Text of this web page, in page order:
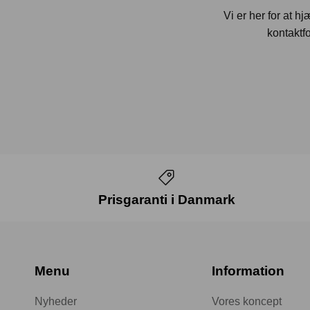
Vi er her for at
Prisgaranti i Danmark
Menu
Nyheder
Information
Vores koncept